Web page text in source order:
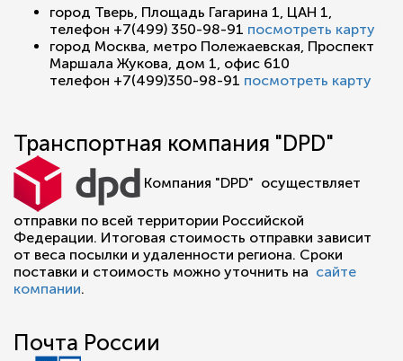
город Тверь, Площадь Гагарина 1, ЦАН 1,
телефон +7(499) 350-98-91 посмотреть карту
город Москва, метро Полежаевская, Проспект
Маршала Жукова, дом 1, офис 610
телефон +7(499)350-98-91 посмотреть карту
Транспортная компания "DPD"
Компания "DPD" осуществляет
отправки по всей территории Российской
Федерации. Итоговая стоимость отправки зависит
от веса посылки и удаленности региона. Сроки
поставки и стоимость можно уточнить на сайте
компании.
Почта России